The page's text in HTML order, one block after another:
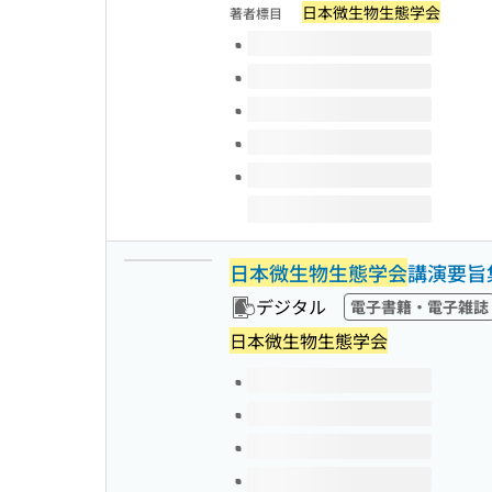
著者標目 日本微生物生態学会
このタイトルの巻号
日本微生物生態学会講演要旨
デジタル 電子書籍・電子雑誌
日本微生物生態学会
このタイトルの巻号